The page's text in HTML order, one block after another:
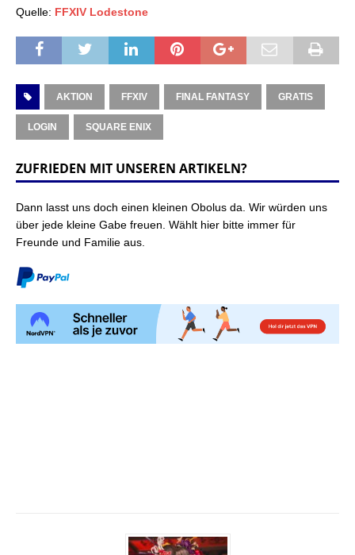
Quelle: FFXIV Lodestone
AKTION FFXIV FINAL FANTASY GRATIS
LOGIN SQUARE ENIX
ZUFRIEDEN MIT UNSEREN ARTIKELN?
Dann lasst uns doch einen kleinen Obolus da. Wir würden uns
über jede kleine Gabe freuen. Wählt hier bitte immer für
Freunde und Familie aus.